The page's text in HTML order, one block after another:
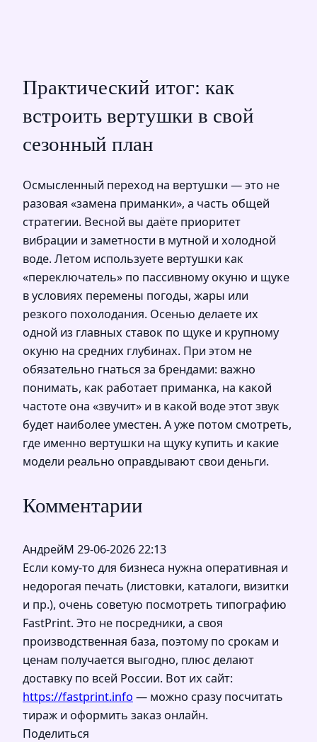
Практический итог: как
встроить вертушки в свой
сезонный план
Осмысленный переход на вертушки — это не
разовая «замена приманки», а часть общей
стратегии. Весной вы даёте приоритет
вибрации и заметности в мутной и холодной
воде. Летом используете вертушки как
«переключатель» по пассивному окуню и щуке
в условиях перемены погоды, жары или
резкого похолодания. Осенью делаете их
одной из главных ставок по щуке и крупному
окуню на средних глубинах. При этом не
обязательно гнаться за брендами: важно
понимать, как работает приманка, на какой
частоте она «звучит» и в какой воде этот звук
будет наиболее уместен. А уже потом смотреть,
где именно вертушки на щуку купить и какие
модели реально оправдывают свои деньги.
Комментарии
АндрейМ 29-06-2026 22:13
Если кому-то для бизнеса нужна оперативная и
недорогая печать (листовки, каталоги, визитки
и пр.), очень советую посмотреть типографию
FastPrint. Это не посредники, а своя
производственная база, поэтому по срокам и
ценам получается выгодно, плюс делают
доставку по всей России. Вот их сайт:
https://fastprint.info — можно сразу посчитать
тираж и оформить заказ онлайн.
Поделиться